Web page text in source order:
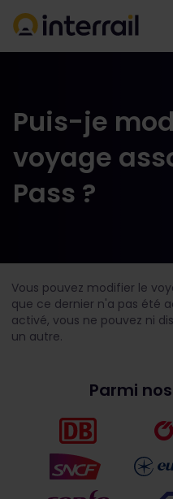
Puis-je
voyage
Pass ?
Vous pouvez modifier le
que ce dernier n'a pas été
activé, vous ne pouvez ni
un autre.
Parmi